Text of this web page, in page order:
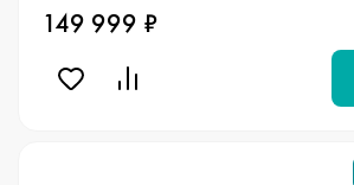
149 999 ₽